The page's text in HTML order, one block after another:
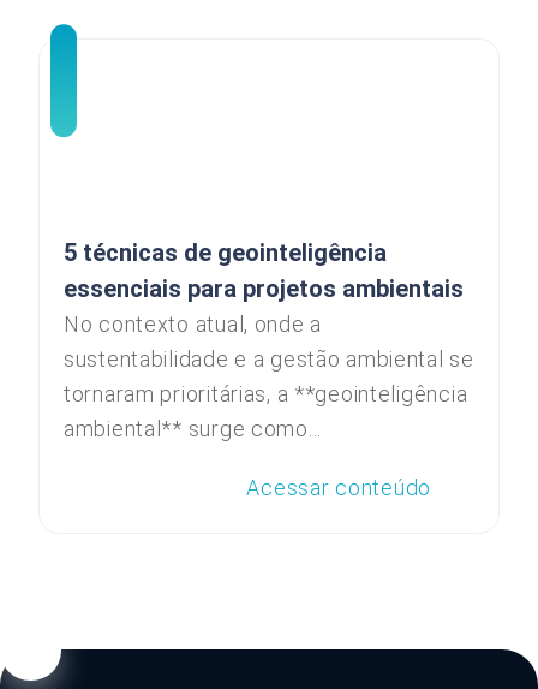
5 técnicas de geointeligência
essenciais para projetos ambientais
No contexto atual, onde a
sustentabilidade e a gestão ambiental se
tornaram prioritárias, a **geointeligência
ambiental** surge como...
Acessar conteúdo